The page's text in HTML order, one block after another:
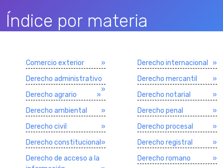
Índice por materia
Comercio exterior
»
Derecho administrativo
»
Derecho agrario
»
Derecho ambiental
»
Derecho civil
»
Derecho constitucional »
Derecho de acceso a la
Derecho internacional
»
Derecho mercantil
»
Derecho notarial
»
Derecho penal
»
Derecho procesal
»
Derecho registral
»
Derecho romano
»